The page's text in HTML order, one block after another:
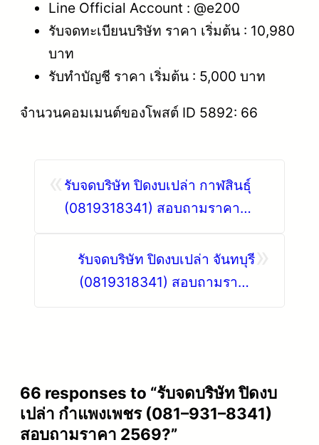
Line Official Account : @e200
รับจดทะเบียนบริษัท ราคา เริ่มต้น : 10,980
บาท
รับทำบัญชี ราคา เริ่มต้น : 5,000 บาท
จำนวนคอมเมนต์ของโพสต์ ID 5892: 66
รับจดบริษัท ปิดงบเปล่า กาฬสินธุ์
(0819318341) สอบถามราคา
รับจดบริษัท ปิดงบเปล่า จันทบุรี
(0819318341) สอบถามราคา
66 responses to “รับจดบริษัท ปิดงบ
เปล่า กำแพงเพชร (081–931–8341)
สอบถามราคา 2569?”